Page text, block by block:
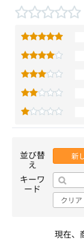
並び替
え
新
キーワ
ード
クリア
現在、